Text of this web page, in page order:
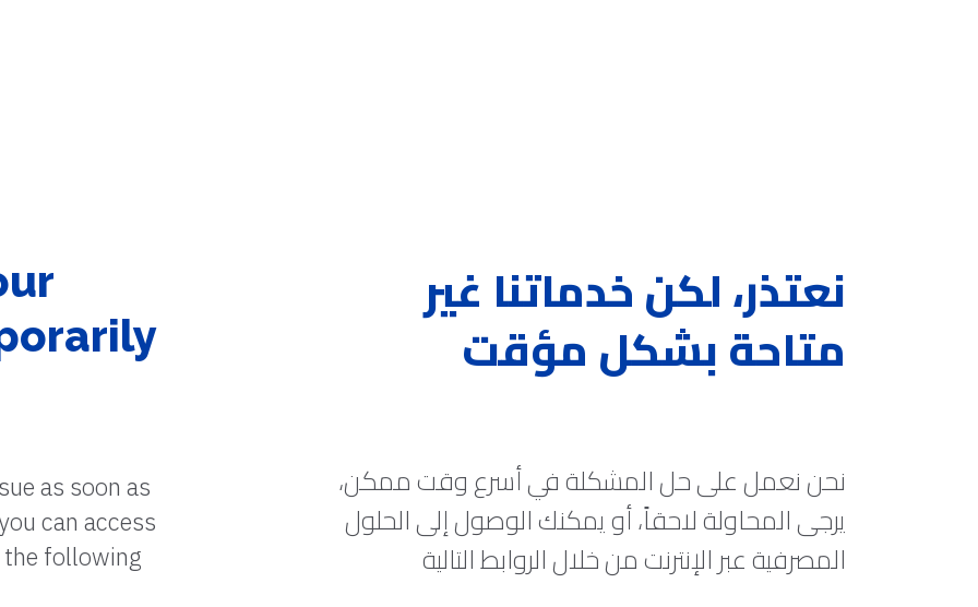
as soon as
can access
following
نعتذر، لكن خدماتنا غير
متاحة بشكل مؤقت
نحن نعمل على حل المشكلة في أسرع وقت ممكن،
يرجى المحاولة لاحقاً، أو يمكنك الوصول إلى الحلول
المصرفية عبر الإنترنت من خلال الروابط التالية